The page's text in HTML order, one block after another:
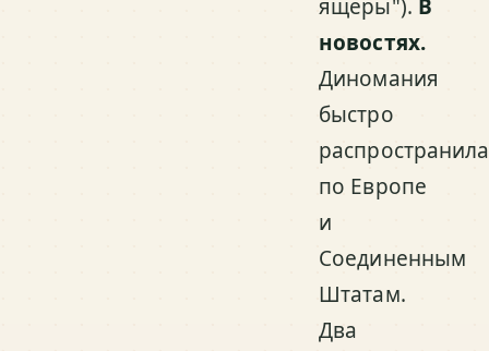
ящеры"). В
новостях.
Диномания
быстро
по Европе
и
Соединенным
Штатам.
Два